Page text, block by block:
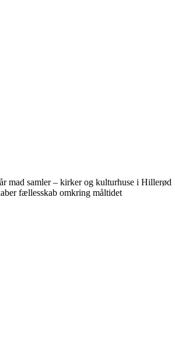
mad samler – kirker og kulturhuse i Hillerød
fællesskab omkring måltidet